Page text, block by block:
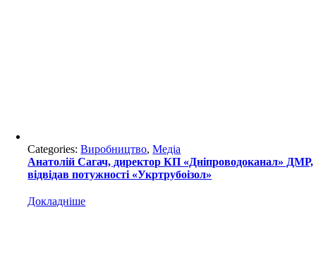
Categories:Виробництво,Медіа
Анатолій Сагач, директор КП «Дніпроводоканал» ДМР,
відвідав потужності «Укртрубоізол»
Докладніше